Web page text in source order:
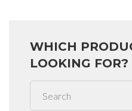
WHICH
LOOKING FOR?